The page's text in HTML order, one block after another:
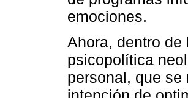
emociones.
Ahora, dentro
psicopolítica
personal, que